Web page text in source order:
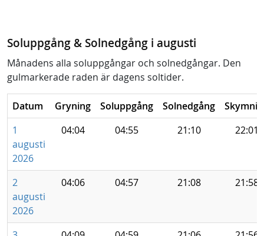
Soluppgång & Solnedgång i augusti
Månadens alla soluppgångar och solnedgångar. Den
gulmarkerade raden är dagens soltider.
Datum Gryning Soluppgång Solnedgång
1
augusti
2026
04:04 04:55 21:10 22:01
2
augusti
2026
04:06 04:57 21:08 21:58